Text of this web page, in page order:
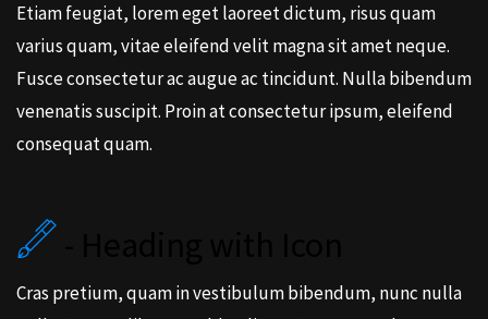
Etiam feugiat, lorem eget laoreet dictum, risus quam
varius quam, vitae eleifend velit magna sit amet neque.
Fusce consectetur ac augue ac tincidunt. Nulla bibendum
venenatis suscipit. Proin at consectetur ipsum, eleifend
consequat quam.
Cras pretium, quam in vestibulum bibendum, nunc nulla